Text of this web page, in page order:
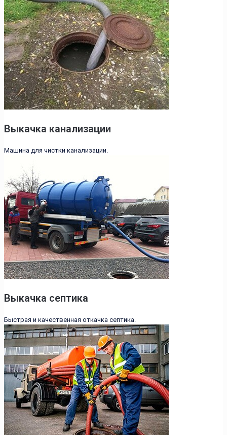
Выкачка канализации
Машина для чистки канализации.
Выкачка септика
Быстрая и качественная откачка септика.